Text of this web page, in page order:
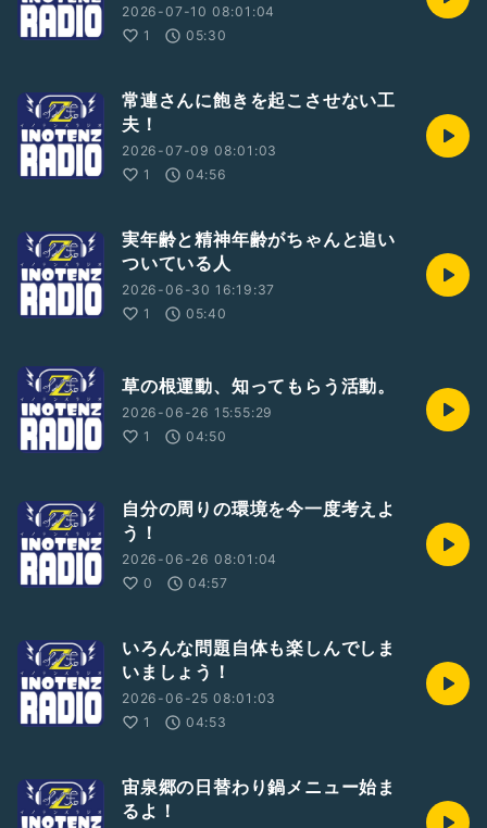
2026-07-10 08:01:04
1
05:30
常連さんに飽きを起こさせない工
夫！
2026-07-09 08:01:03
1
04:56
実年齢と精神年齢がちゃんと追い
ついている人
2026-06-30 16:19:37
1
05:40
草の根運動、知ってもらう活動。
2026-06-26 15:55:29
1
04:50
自分の周りの環境を今一度考えよ
う！
2026-06-26 08:01:04
0
04:57
いろんな問題自体も楽しんでしま
いましょう！
2026-06-25 08:01:03
1
04:53
宙泉郷の日替わり鍋メニュー始ま
るよ！